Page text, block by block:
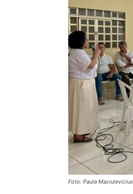
Foto: Paula Maciulevicius